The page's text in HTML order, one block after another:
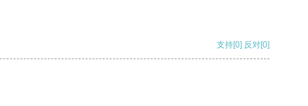
支持[0] 反对[0]